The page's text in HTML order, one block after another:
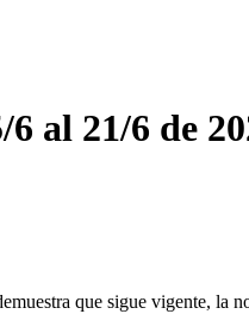
al 21/6 de
que sigue vigente, la